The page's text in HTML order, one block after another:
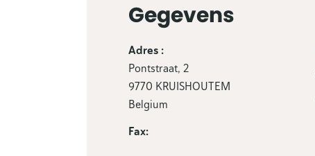
Gegevens
Adres :
Pontstraat, 2
9770 KRUISHOUTEM
Belgium
Fax: